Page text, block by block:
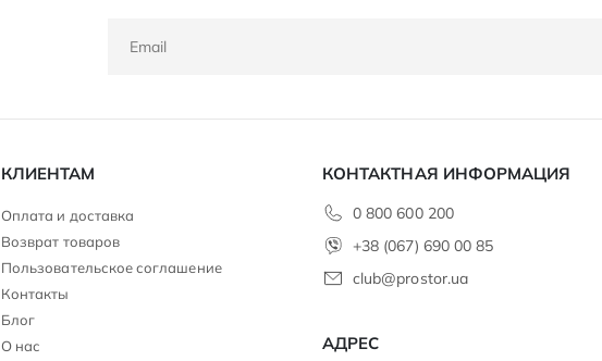
КЛИЕНТАМ
Оплата и доставка
Возврат товаров
Пользовательское соглашение
Контакты
Блог
О нас
КОНТАКТНАЯ ИНФОРМАЦИЯ
0 800 600 200
+38 (067) 690 00 85
club@prostor.ua
АДРЕС